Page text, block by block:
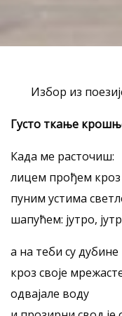
Избор из
Густо ткање
Када ме расточиш:
лицем прођем
пуним устима
шапућем: јутро,
а на теби су дубине
кроз своје
одвајале воду